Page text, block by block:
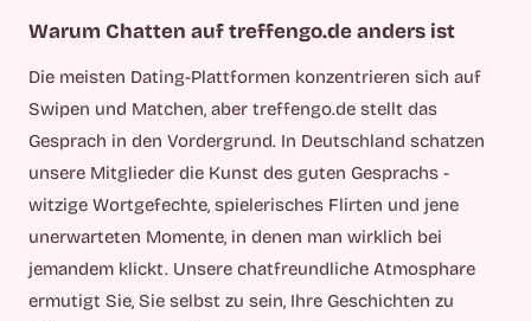
Warum Chatten auf treffengo.de anders ist
Die meisten Dating-Plattformen konzentrieren sich auf
Swipen und Matchen, aber treffengo.de stellt das
Gesprach in den Vordergrund. In Deutschland schatzen
unsere Mitglieder die Kunst des guten Gesprachs -
witzige Wortgefechte, spielerisches Flirten und jene
unerwarteten Momente, in denen man wirklich bei
jemandem klickt. Unsere chatfreundliche Atmosphare
ermutigt Sie, Sie selbst zu sein, Ihre Geschichten zu